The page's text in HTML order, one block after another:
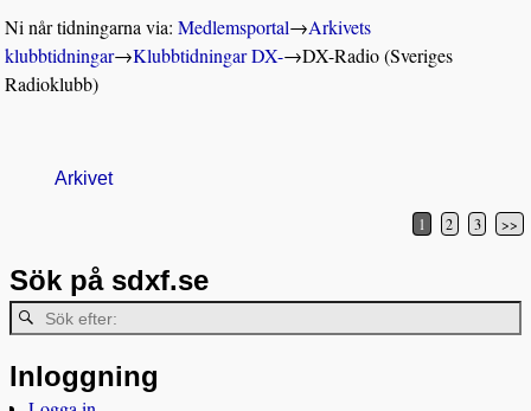
Ni når tidningarna via:Medlemsportal→Arkivets
klubbtidningar→Klubbtidningar DX-→DX-Radio (Sveriges
Radioklubb)
Arkivet
1 2 3 >>
Sök på sdxf.se
Inloggning